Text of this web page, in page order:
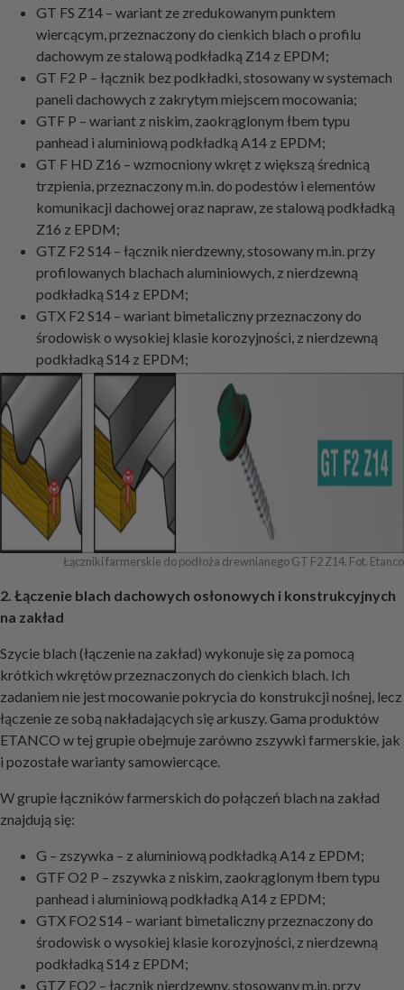
GT FS Z14 – wariant ze zredukowanym punktem
wiercącym, przeznaczony do cienkich blach o profilu
dachowym ze stalową podkładką Z14 z EPDM;
GT F2 P – łącznik bez podkładki, stosowany w systemach
paneli dachowych z zakrytym miejscem mocowania;
GTF P – wariant z niskim, zaokrąglonym łbem typu
panhead i aluminiową podkładką A14 z EPDM;
GT F HD Z16 – wzmocniony wkręt z większą średnicą
trzpienia, przeznaczony m.in. do podestów i elementów
komunikacji dachowej oraz napraw, ze stalową podkładką
Z16 z EPDM;
GTZ F2 S14 – łącznik nierdzewny, stosowany m.in. przy
profilowanych blachach aluminiowych, z nierdzewną
podkładką S14 z EPDM;
GTX F2 S14 – wariant bimetaliczny przeznaczony do
środowisk o wysokiej klasie korozyjności, z nierdzewną
podkładką S14 z EPDM;
Łączniki farmerskie do podłoża drewnianego GT F2 Z14. Fot. Etanco
2. Łączenie blach dachowych osłonowych i konstrukcyjnych
na zakład
Szycie blach (łączenie na zakład) wykonuje się za pomocą
krótkich wkrętów przeznaczonych do cienkich blach. Ich
zadaniem nie jest mocowanie pokrycia do konstrukcji nośnej, lecz
łączenie ze sobą nakładających się arkuszy. Gama produktów
ETANCO w tej grupie obejmuje zarówno zszywki farmerskie, jak
i pozostałe warianty samowiercące.
W grupie łączników farmerskich do połączeń blach na zakład
znajdują się:
G – zszywka – z aluminiową podkładką A14 z EPDM;
GTF O2 P – zszywka z niskim, zaokrąglonym łbem typu
panhead i aluminiową podkładką A14 z EPDM;
GTX FO2 S14 – wariant bimetaliczny przeznaczony do
środowisk o wysokiej klasie korozyjności, z nierdzewną
podkładką S14 z EPDM;
GTZ FO2 – łącznik nierdzewny, stosowany m.in. przy